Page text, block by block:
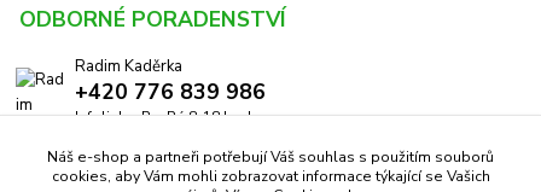
ODBORNÉ PORADENSTVÍ
Radim Kaděrka
+420 776 839 986
Infolinka: Po-Pá 8-18 hod.
info@pricniky.cz
Náš e-shop a partneři potřebují Váš souhlas s použitím souborů
cookies, aby Vám mohli zobrazovat informace týkající se Vašich